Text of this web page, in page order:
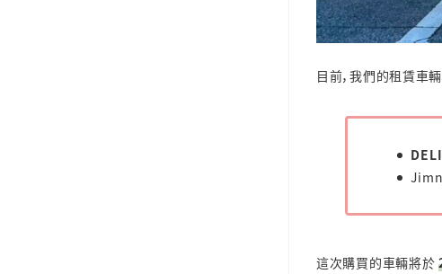
目前，我們的租賃車輛
這次購買的車輛將於